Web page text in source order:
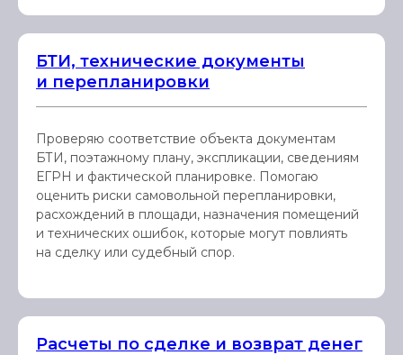
БТИ, технические документы
и перепланировки
Проверяю соответствие объекта документам
БТИ, поэтажному плану, экспликации, сведениям
ЕГРН и фактической планировке. Помогаю
оценить риски самовольной перепланировки,
расхождений в площади, назначения помещений
и технических ошибок, которые могут повлиять
на сделку или судебный спор.
Расчеты по сделке и возврат денег